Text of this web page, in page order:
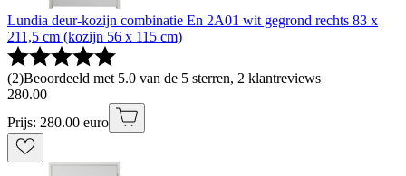
Lundia deur-kozijn combinatie En 2A01 wit gegrond rechts 83 x
211,5 cm (kozijn 56 x 115 cm)
(2)Beoordeeld met 5.0 van de 5 sterren, 2 klantreviews
280.00
Prijs: 280.00 euro